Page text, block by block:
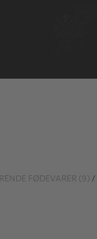
FØDEVARER (9) /